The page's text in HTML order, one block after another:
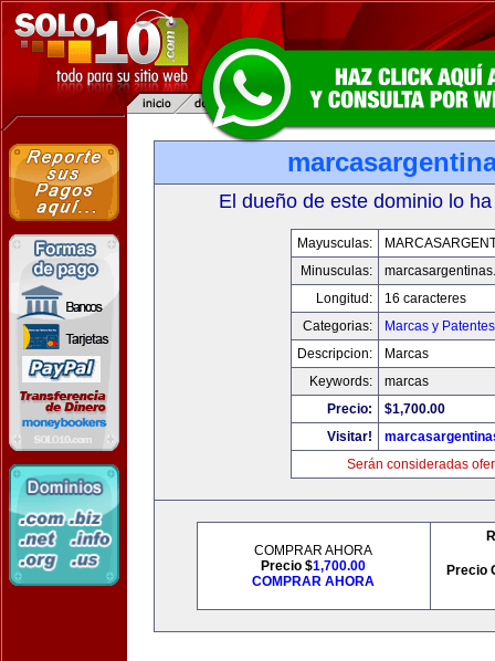
El dueño de este dominio lo
Mayusculas:
Minusculas:
Longitud:
16 caracteres
Categorias:
Marcas y Patentes
Descripcion:
Marcas
Keywords:
marcas
Precio:
$1,700.00
Visitar!
Serán consideradas
COMPRAR AHORA
Precio $1,700.00
COMPRAR AHORA
Precio